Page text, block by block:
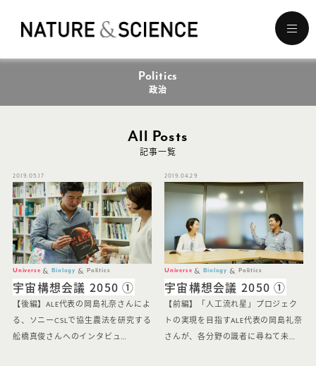
ュ
Politics
政治
All Posts
記事一覧
Universe Biology Politics
2019.05.17
宇宙構想会議 2050 ①
【後編】ALE代表の岡島礼奈さんによ
る、ソニーCSLで協生農法を研究する
舩橋真俊さんへのインタビュ…
Universe Biology Politics
2019.04.29
宇宙構想会議 2050 ①
【前編】「人工流れ星」プロジェク
トの実現を目指すALE代表の岡島礼奈
さんが、各分野の識者に尋ねて未…